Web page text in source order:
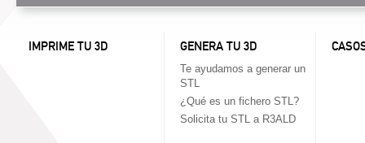
IMPRIME TU 3D GENERA TU 3D
Te ayudamos a generar un
STL
¿Qué es un fichero STL?
Solicita tu STL a R3ALD